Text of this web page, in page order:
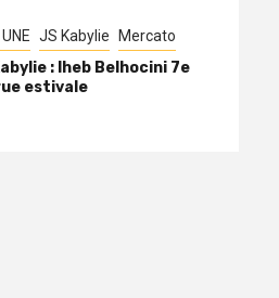
JS Kabylie Mercato
: Iheb Belhocini 7e
estivale